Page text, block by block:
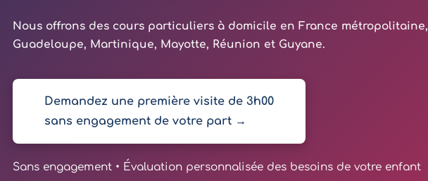
Nous offrons des cours particuliers à domicile en France métropolitaine,
Guadeloupe, Martinique, Mayotte, Réunion et Guyane.
Demandez une première visite de 3h00
sans engagement de votre part →
Sans engagement • Évaluation personnalisée des besoins de votre enfant